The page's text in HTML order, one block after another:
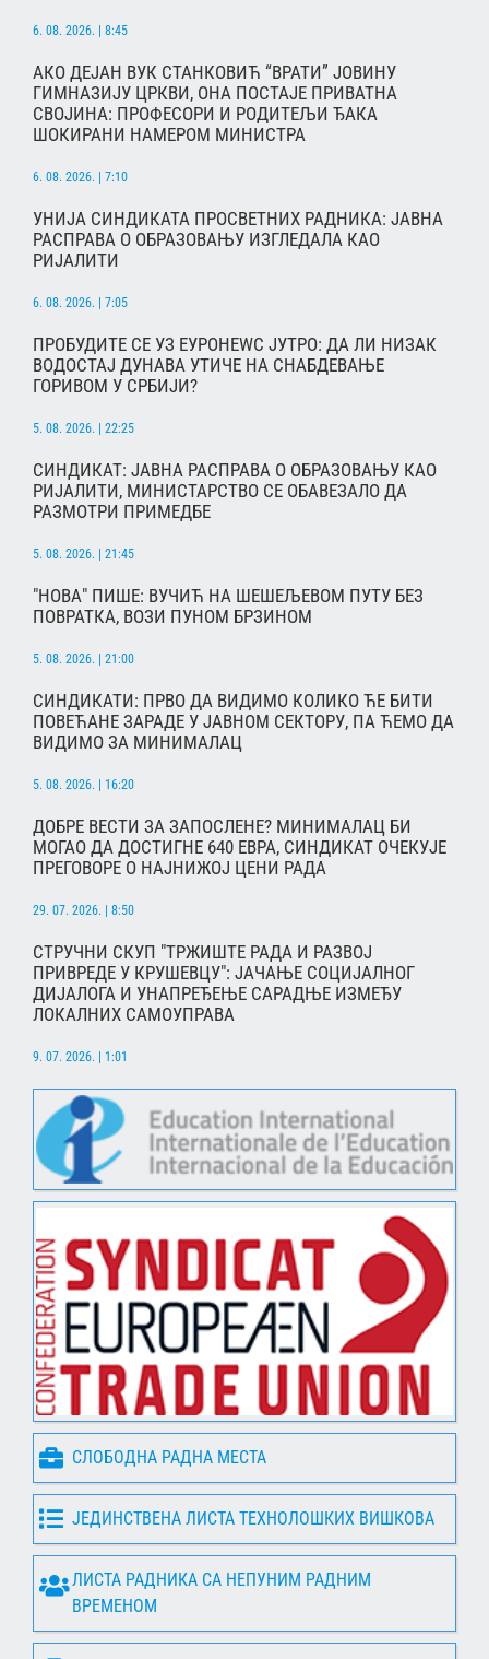
6. 08. 2026. | 8:45
АКО ДЕЈАН ВУК СТАНКОВИЋ “ВРАТИ” ЈОВИНУ
ГИМНАЗИЈУ ЦРКВИ, ОНА ПОСТАЈЕ ПРИВАТНА
СВОЈИНА: ПРОФЕСОРИ И РОДИТЕЉИ ЂАКА
ШОКИРАНИ НАМЕРОМ МИНИСТРА
6. 08. 2026. | 7:10
УНИЈА СИНДИКАТА ПРОСВЕТНИХ РАДНИКА: ЈАВНА
РАСПРАВА О ОБРАЗОВАЊУ ИЗГЛЕДАЛА КАО
РИЈАЛИТИ
6. 08. 2026. | 7:05
ПРОБУДИТЕ СЕ УЗ ЕУРОНЕWС ЈУТРО: ДА ЛИ НИЗАК
ВОДОСТАЈ ДУНАВА УТИЧЕ НА СНАБДЕВАЊЕ
ГОРИВОМ У СРБИЈИ?
5. 08. 2026. | 22:25
СИНДИКАТ: ЈАВНА РАСПРАВА О ОБРАЗОВАЊУ КАО
РИЈАЛИТИ, МИНИСТАРСТВО СЕ ОБАВЕЗАЛО ДА
РАЗМОТРИ ПРИМЕДБЕ
5. 08. 2026. | 21:45
"НОВА" ПИШЕ: ВУЧИЋ НА ШЕШЕЉЕВОМ ПУТУ БЕЗ
ПОВРАТКА, ВОЗИ ПУНОМ БРЗИНОМ
5. 08. 2026. | 21:00
СИНДИКАТИ: ПРВО ДА ВИДИМО КОЛИКО ЋЕ БИТИ
ПОВЕЋАНЕ ЗАРАДЕ У ЈАВНОМ СЕКТОРУ, ПА ЋЕМО ДА
ВИДИМО ЗА МИНИМАЛАЦ
5. 08. 2026. | 16:20
ДОБРЕ ВЕСТИ ЗА ЗАПОСЛЕНЕ? МИНИМАЛАЦ БИ
МОГАО ДА ДОСТИГНЕ 640 ЕВРА, СИНДИКАТ ОЧЕКУЈЕ
ПРЕГОВОРЕ О НАЈНИЖОЈ ЦЕНИ РАДА
29. 07. 2026. | 8:50
СТРУЧНИ СКУП "ТРЖИШТЕ РАДА И РАЗВОЈ
ПРИВРЕДЕ У КРУШЕВЦУ": ЈАЧАЊЕ СОЦИЈАЛНОГ
ДИЈАЛОГА И УНАПРЕЂЕЊЕ САРАДЊЕ ИЗМЕЂУ
ЛОКАЛНИХ САМОУПРАВА
9. 07. 2026. | 1:01
СЛОБОДНА РАДНА МЕСТА
ЈЕДИНСТВЕНА ЛИСТА ТЕХНОЛОШКИХ ВИШКОВА
ЛИСТА РАДНИКА СА НЕПУНИМ РАДНИМ
ВРЕМЕНОМ